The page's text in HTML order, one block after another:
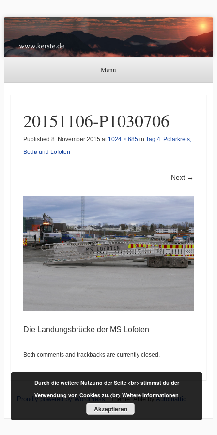
Kerste.de
Astronomie, Nordlichter und mehr
Menu
20151106-P1030706
Published 8. November 2015 at 1024 × 685in Tag 4: Polarkreis,
Bodø und Lofoten
Next →
Die Landungsbrücke der MS Lofoten
Both comments and trackbacks are currently closed.
Proudly powered by WordPress |Theme: Able byAutomattic
Durch die weitere Nutzung der Seite <br> stimmst du der
Verwendung von Cookies zu.<br>Weitere Informationen
Akzeptieren